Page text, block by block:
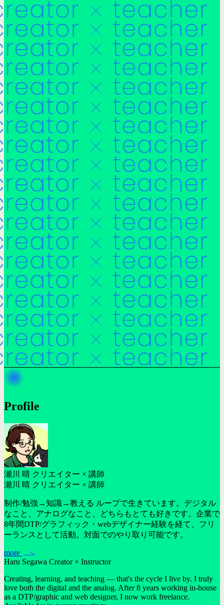
Profile
瀬川 晴 クリエイター × 講師
瀬川 晴 クリエイター × 講師
制作/勉強→知識→教える ループで生きています。デジタル
なこと、アナログなこと、どちらもとても好きです。企業で
8年間DTP/グラフィック・webデザイナー経験を経て、フリ
ーランスとして活動。対面でのやり取り可能です。
more
Haru Segawa Creator × Instructor
Creating, learning, and teaching — that's the cycle I live by. I truly
love both the digital and the analog. After 8 years working in-house
as a DTP/graphic and web designer, I now work freelance.